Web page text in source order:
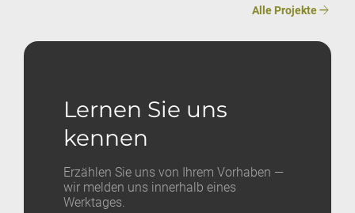
Alle Projektearrow_forward
Lernen Sie uns
kennen
Erzählen Sie uns von Ihrem Vorhaben —
wir melden uns innerhalb eines
Werktages.